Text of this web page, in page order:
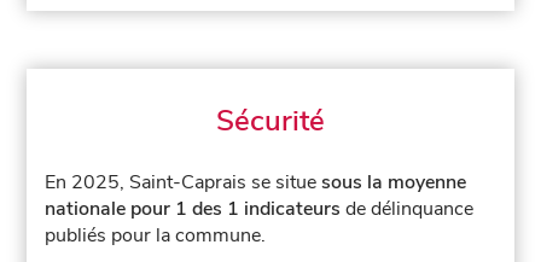
Sécurité
En 2025, Saint-Caprais se situesous la moyenne
nationale pour 1 des 1 indicateurs de délinquance
publiés pour la commune.